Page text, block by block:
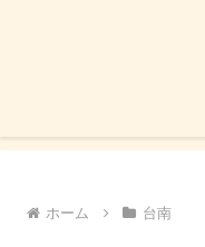
ホーム 台南